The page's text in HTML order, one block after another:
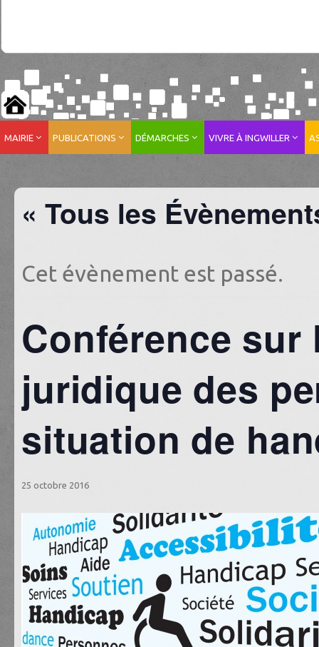
MAIRIE PUBLICATIONS DÉMARCHES VIVRE À INGWILLER
« Tous les
Cet évènement est passé.
Conférence
juridique des
situation de
25 octobre 2016